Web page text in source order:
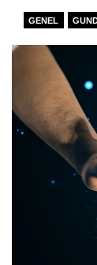
GENEL